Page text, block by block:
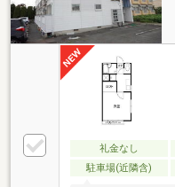
礼金なし
駐車場(近隣含)